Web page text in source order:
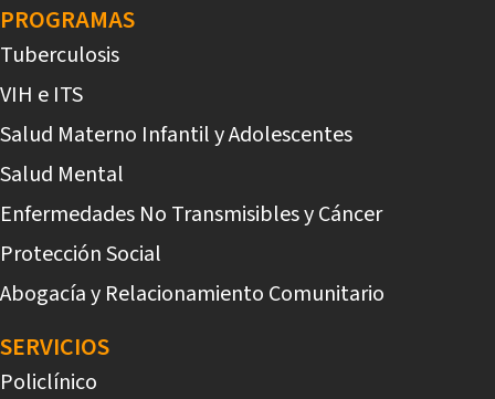
PROGRAMAS
Tuberculosis
VIH e ITS
Salud Materno Infantil y Adolescentes
Salud Mental
Enfermedades No Transmisibles y Cáncer
Protección Social
Abogacía y Relacionamiento Comunitario
SERVICIOS
Policlínico